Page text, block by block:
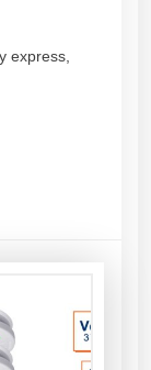
express,